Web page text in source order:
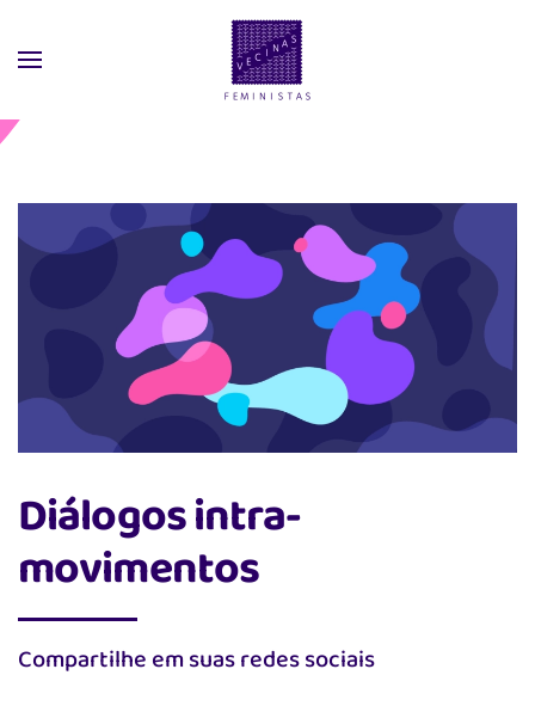
Diálogos intra-
movimentos
Compartilhe em suas redes sociais